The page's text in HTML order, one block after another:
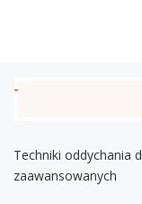
Techniki oddychania
zaawansowanych